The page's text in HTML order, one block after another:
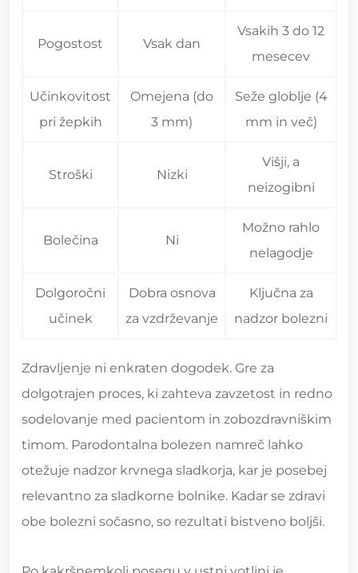
Pogostost Vsak dan
Vsakih 3 do 12
mesecev
Učinkovitost
pri žepkih
Omejena (do
3 mm)
Seže globlje (4
mm in več)
Stroški Nizki
Višji, a
neizogibni
Bolečina Ni
Možno rahlo
nelagodje
Dolgoročni
učinek
Dobra osnova
za vzdrževanje
Ključna za
nadzor bolezni
Zdravljenje ni enkraten dogodek. Gre za
dolgotrajen proces, ki zahteva zavzetost in redno
sodelovanje med pacientom in zobozdravniškim
timom. Parodontalna bolezen namreč lahko
otežuje nadzor krvnega sladkorja, kar je posebej
relevantno za sladkorne bolnike. Kadar se zdravi
obe bolezni sočasno, so rezultati bistveno boljši.